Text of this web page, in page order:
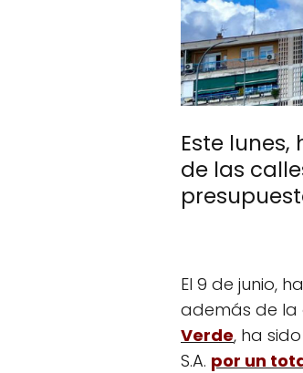
Este
de las
El 9 de junio,
además de la
Verde, ha
S.A. por un